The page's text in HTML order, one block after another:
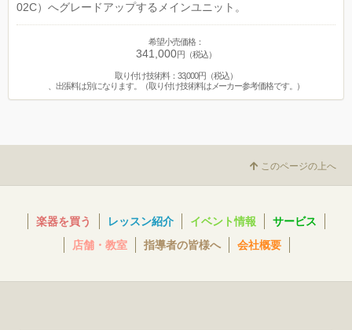
02C）へグレードアップするメインユニット。
希望小売価格：
341,000円（税込）
取り付け技術料：33,000円（税込）
、出張料は別になります。（取り付け技術料はメーカー参考価格です。）
このページの上へ
楽器を買う レッスン紹介 イベント情報
サービス
店舗・教室
指導者の皆様へ 会社概要